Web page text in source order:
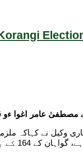
اغوا ءو قتل کیس
وکیل نے کہاکہ
قلم بند کرانے ہیں۔